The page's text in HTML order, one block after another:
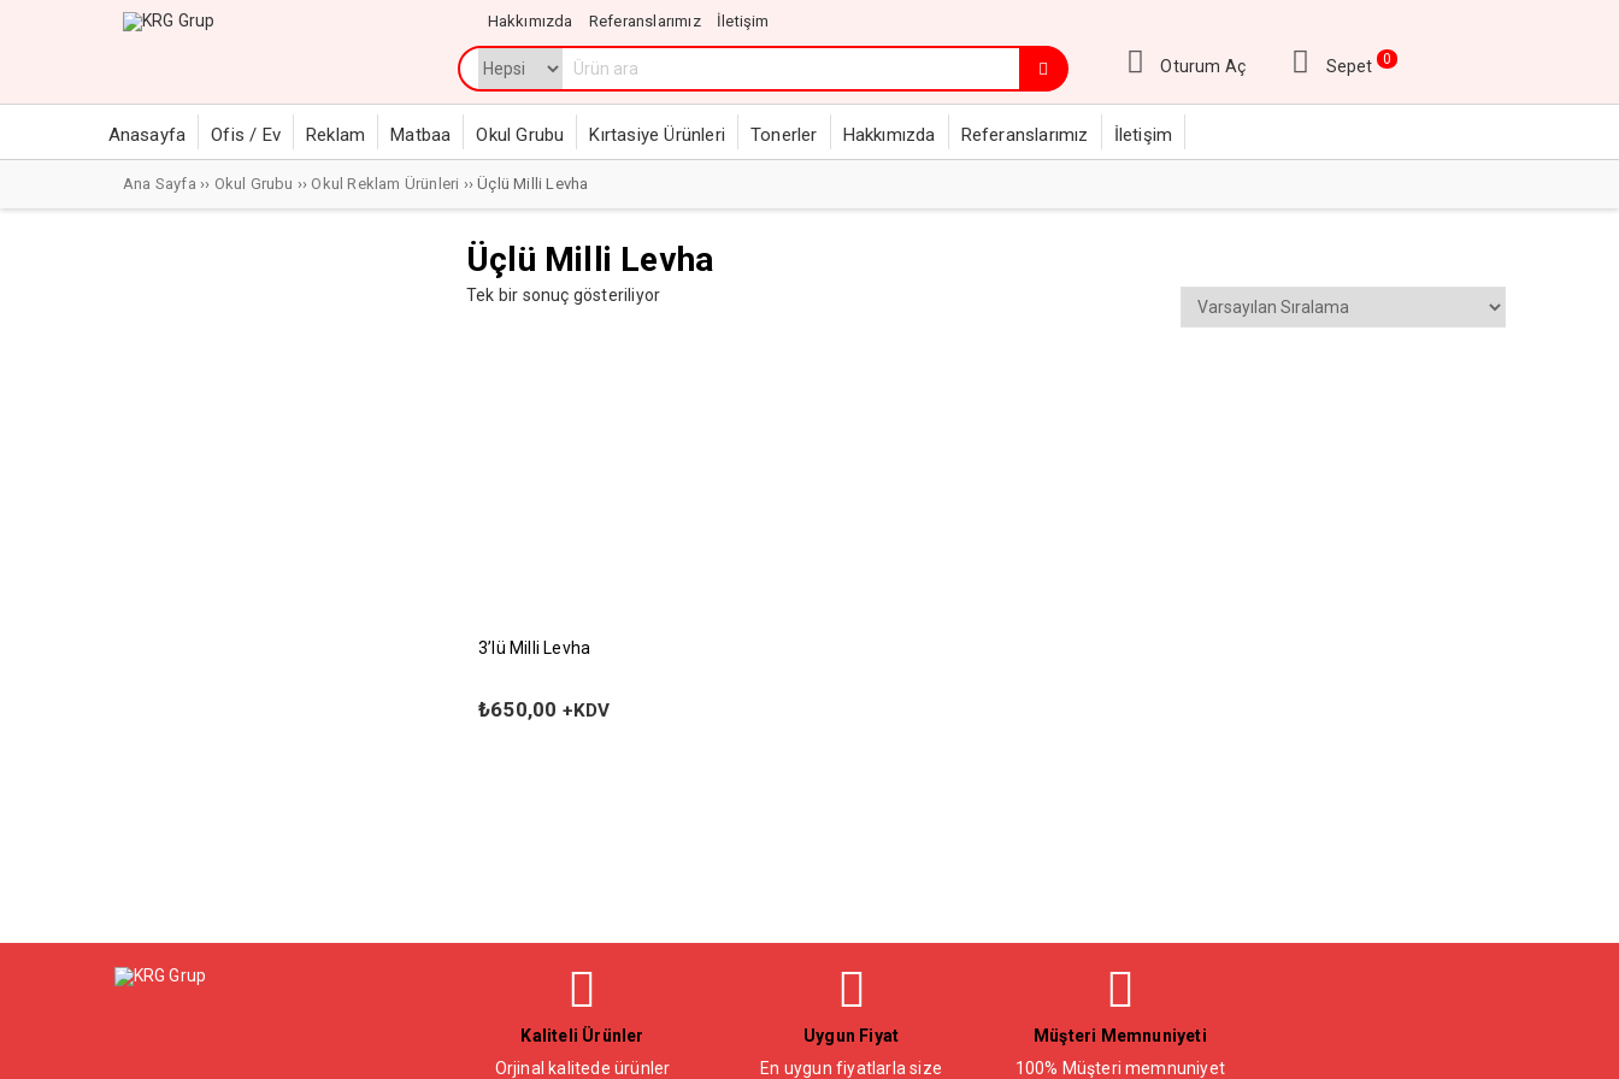
Hakkımızda Referanslarımız İletişim
Oturum Aç Sepet 0
Anasayfa Ofis / Ev Reklam Matbaa Okul Grubu Kırtasiye Ürünleri Tonerler Hakkımızda Referanslarımız İletişim
Ana Sayfa ›› Okul Grubu ›› Okul Reklam Ürünleri ›› Üçlü Milli Levha
Üçlü Milli Levha
Tek bir sonuç gösteriliyor
3’lü Milli Levha
₺650,00 +KDV
Kaliteli Ürünler
Orjinal kalitede ürünler
Uygun Fiyat
En uygun fiyatlarla size
Müşteri Memnuniyeti
100% Müşteri memnuniyet